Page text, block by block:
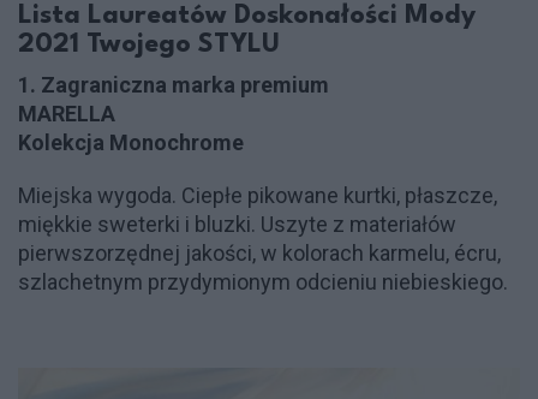
Lista Laureatów Doskonałości Mody
2021 Twojego STYLU
1. Zagraniczna marka premium
MARELLA
Kolekcja Monochrome
Miejska wygoda. Ciepłe pikowane kurtki, płaszcze,
miękkie sweterki i bluzki. Uszyte z materiałów
pierwszorzędnej jakości, w kolorach karmelu, écru,
szlachetnym przydymionym odcieniu niebieskiego.